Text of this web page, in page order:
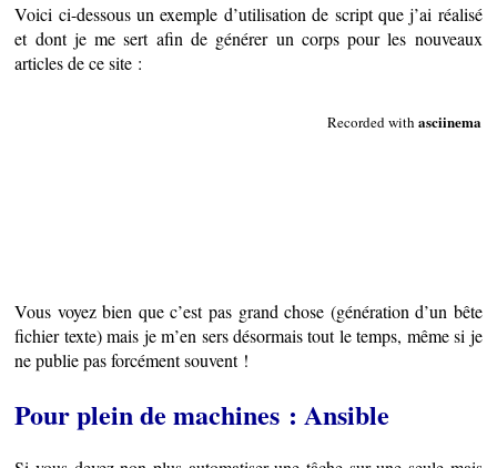
Voici ci-dessous un exemple d’utilisation de script que j’ai réalisé
et dont je me sert afin de générer un corps pour les nouveaux
articles de ce site :
Vous voyez bien que c’est pas grand chose (génération d’un bête
fichier texte) mais je m’en sers désormais tout le temps, même si je
ne publie pas forcément souvent !
Pour plein de machines : Ansible